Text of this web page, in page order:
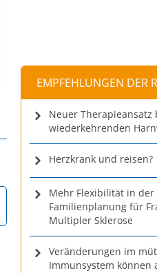
EMPFEHLUNGEN DER
Neuer Therapieansatz
wiederkehrenden
Herzkrank und reisen?
Mehr Flexibilität in der
Familienplanung für
Multipler Sklerose
Veränderungen im
Immunsystem können